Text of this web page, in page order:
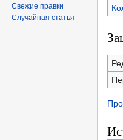
Свежие правки
Случайная статья